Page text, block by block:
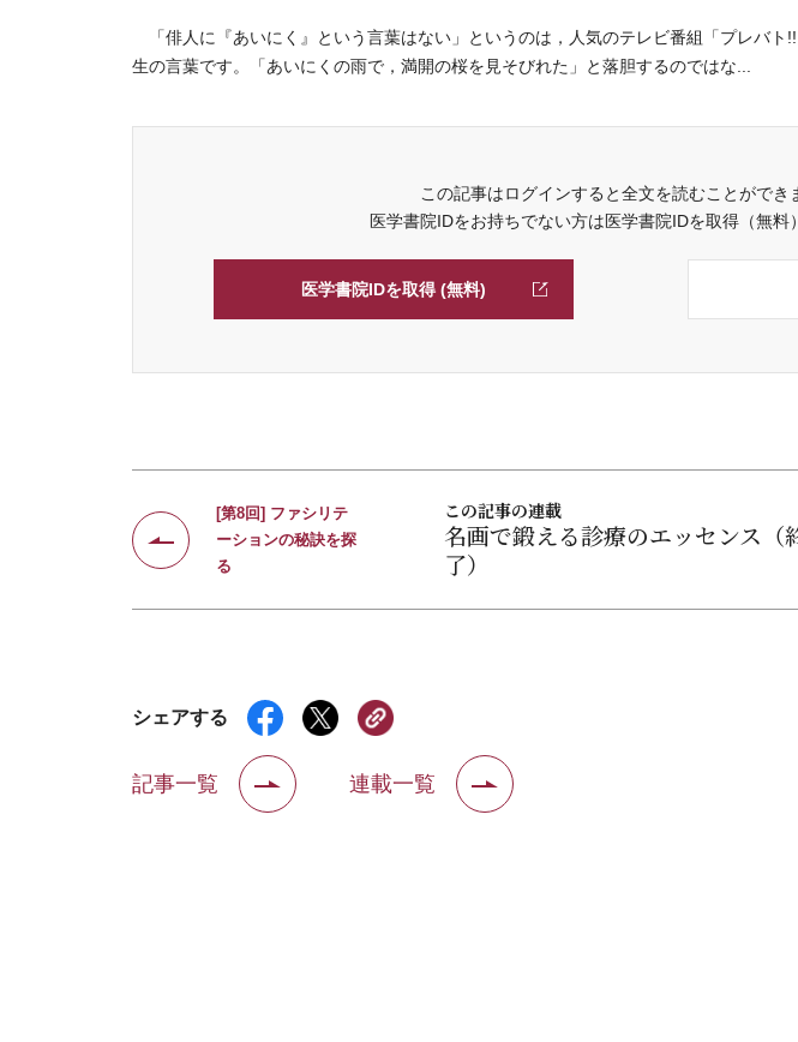
「俳人に『あいにく』という言葉はない」というのは，人気のテレビ番組「プレバト
生の言葉です。「あいにくの雨で，満開の桜を見そびれた」と落胆するのではな...
この記事はログインすると全文を読むことができ
医学書院IDをお持ちでない方は医学書院IDを取得（無料
医学書院IDを取得 (無料)
この記事の連載
名画で鍛える診療のエッセンス（
了）
[第8回] ファシリテ
ーションの秘訣を探
る
シェアする
記事一覧 連載一覧